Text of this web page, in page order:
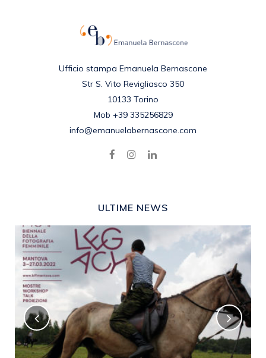
Ufficio stampa Emanuela Bernascone
Str S. Vito Revigliasco 350
10133 Torino
Mob +39 335256829
info@emanuelabernascone.com
ULTIME NEWS